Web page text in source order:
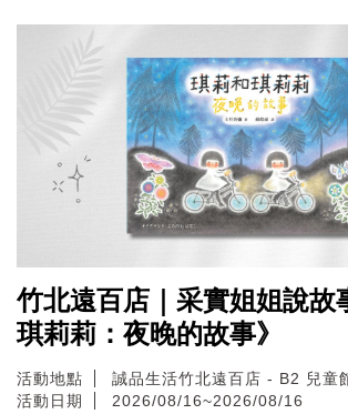
竹北遠百店｜采實姐姐說故
琪莉莉：夜晚的故事》
活動地點
誠品生活竹北遠百店 - B2 兒童
活動日期
2026/08/16~2026/08/16